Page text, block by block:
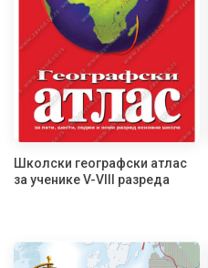
Школски географски атлас
за ученике V-VIII разреда